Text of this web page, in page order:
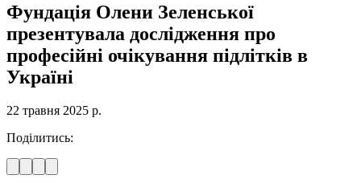
Фундація Олени Зеленської
презентувала дослідження про
професійні очікування підлітків в
Україні
22 травня 2025 р.
Поділитись: